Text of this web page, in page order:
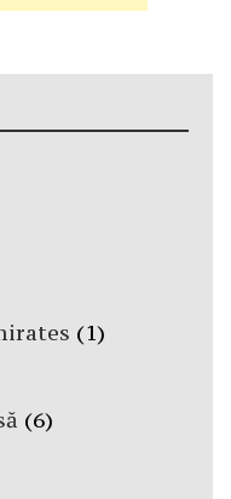
(1)
(6)